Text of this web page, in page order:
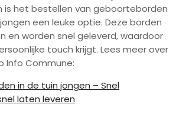
is het bestellen van geboorteborden
een leuke optie. Deze borden
en worden snel geleverd, waardoor
touch krijgt. Lees meer over
Info Commune:
in de tuin jongen – Snel
laten leveren